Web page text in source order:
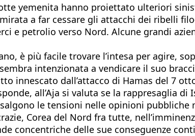
yemenita hanno proiettato ulteriori
a far cessare gli attacchi dei ribelli
e petrolio verso Nord. Alcune grandi
è più facile trovare l’intesa per agire,
intenzionata a vendicare il suo
innescato dall’attacco di Hamas del 7
all’Aja si valuta se la rappresaglia
le tensioni nelle opinioni
Corea del Nord fra tutte,
concentriche delle sue conseguenze